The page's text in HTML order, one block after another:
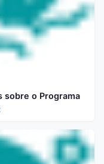
sobre o Programa